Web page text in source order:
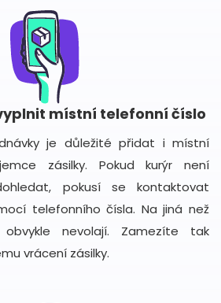
místní telefonní číslo
je důležité přidat i místní
zásilky. Pokud kurýr není
pokusí se kontaktovat
telefonního čísla. Na jiná než
nevolají. Zamezíte tak
vrácení zásilky.